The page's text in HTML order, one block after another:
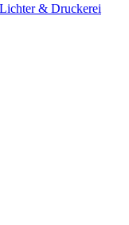
& Druckerei